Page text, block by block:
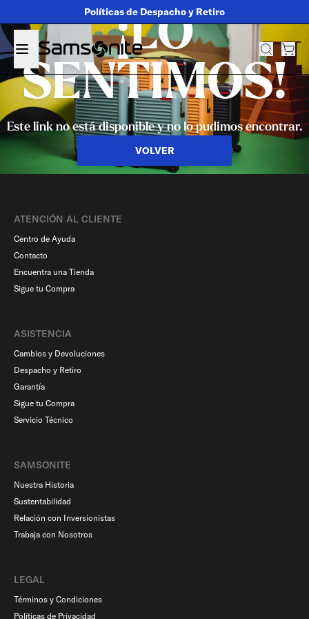
Políticas de Despacho y Retiro
¡LO
SENTIMOS!
Este link no está disponible y no lo pudimos encontrar.
VOLVER
ATENCIÓN AL CLIENTE
Centro de Ayuda
Contacto
Encuentra una Tienda
Sigue tu Compra
ASISTENCIA
Cambios y Devoluciones
Despacho y Retiro
Garantía
Sigue tu Compra
Servicio Técnico
SAMSONITE
Nuestra Historia
Sustentabilidad
Relación con Inversionistas
Trabaja con Nosotros
LEGAL
Términos y Condiciones
Políticas de Privacidad